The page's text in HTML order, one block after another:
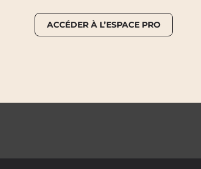
ACCÉDER À L’ESPACE PRO